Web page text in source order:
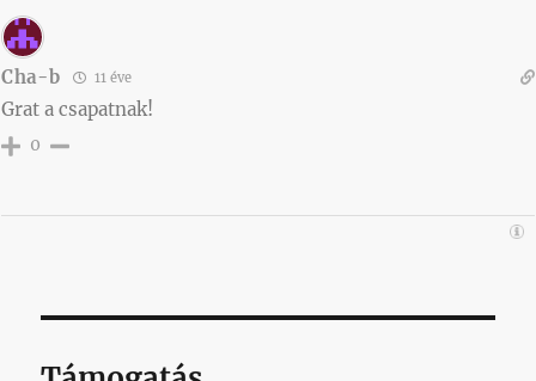
Cha-b 11 éve
Grat a csapatnak!
0